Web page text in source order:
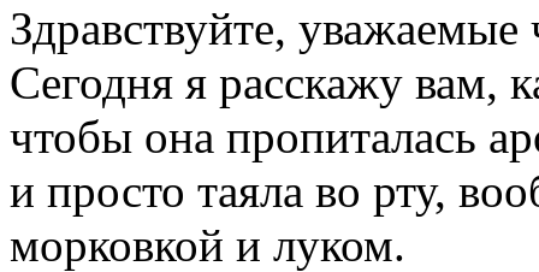
Здравствуйте, уважаемые
Сегодня я расскажу вам,
чтобы она пропиталась
и просто таяла во рту,
морковкой и луком.